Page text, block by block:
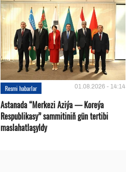
Resmi habarlar 01.08.2026 - 14:14
Astanada “Merkezi Aziýa — Koreýa
Respublikasy” sammitiniň gün tertibi
maslahatlaşyldy